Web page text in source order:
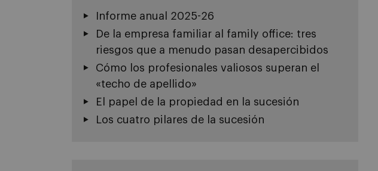
Informe anual 2025-26
De la empresa familiar al family office: tres
riesgos que a menudo pasan desapercibidos
Cómo los profesionales valiosos superan el
«techo de apellido»
El papel de la propiedad en la sucesión
Los cuatro pilares de la sucesión